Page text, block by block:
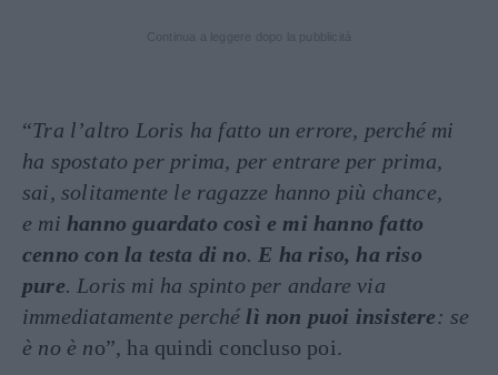
“Tra l’altro Loris ha fatto un errore, perché mi
ha spostato per prima, per entrare per prima,
sai, solitamente le ragazze hanno più chance,
e mi hanno guardato così e mi hanno fatto
cenno con la testa di no. E ha riso, ha riso
pure. Loris mi ha spinto per andare via
immediatamente perché lì non puoi insistere: se
è no è no”, ha quindi concluso poi.